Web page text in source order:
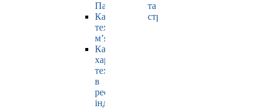
Павлюк
Кафедра
технології
м’яса
Кафедра
харчових
технологій
в
ресторанній
індустрії
та
страхування